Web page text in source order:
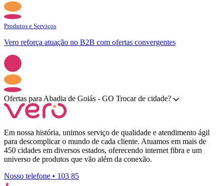
Produtos e Serviços
Vero reforça atuação no B2B com ofertas convergentes
Ofertas para Abadia de Goiás - GO Trocar de cidade?
Em nossa história, unimos serviço de qualidade e atendimento ágil
para descomplicar o mundo de cada cliente. Atuamos em mais de
450 cidades em diversos estados, oferecendo internet fibra e um
universo de produtos que vão além da conexão.
Nosso telefone • 103 85